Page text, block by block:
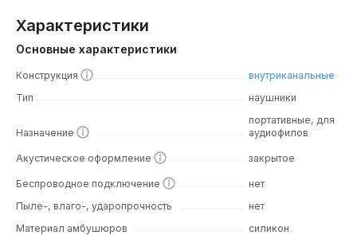
Характеристики
Основные характеристики
Конструкция
внутриканальные
Тип
наушники
Назначение
портативные, для
аудиофилов
Акустическое оформление закрытое
Беспроводное подключение
нет
Пыле-, влаго-, ударопрочность
нет
Материал амбушюров
силикон